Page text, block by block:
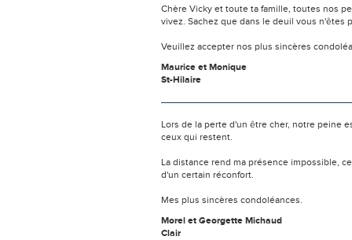
Chère Vicky et toute ta famille, toutes nos
vivez. Sachez que dans le deuil vous
Veuillez accepter nos plus sincères
Maurice et Monique
St-Hilaire
Lors de la perte d'un être cher, notre peine
ceux qui restent.
La distance rend ma présence impossible,
d'un certain réconfort.
Mes plus sincères condoléances.
Morel et Georgette Michaud
Clair